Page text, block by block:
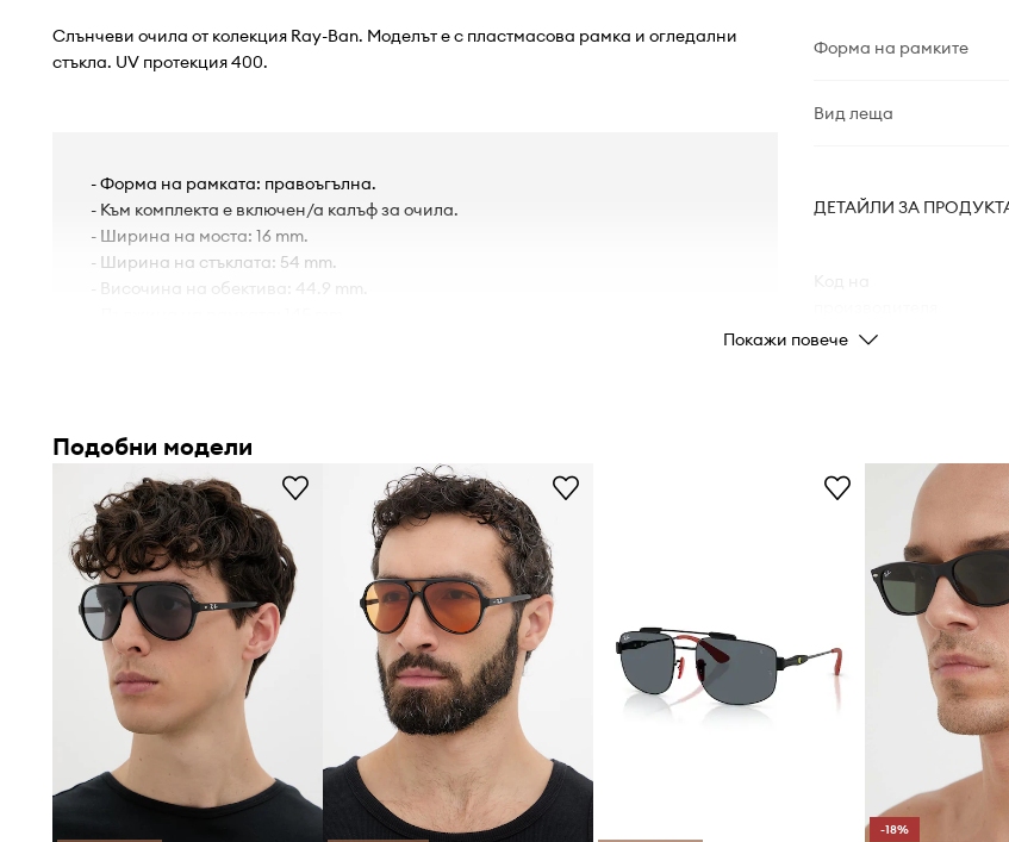
Слънчеви очила от колекция Ray-Ban. Моделът е с пластмасова рамка и огледални
стъкла. UV протекция 400.
- Форма на рамката: правоъгълна.
- Към комплекта е включен/а калъф за очила.
- Ширина на моста: 16 mm.
- Ширина на стъклата: 54 mm.
- Височина на обектива: 44.9 mm.
Форма на рамките
Вид леща
ДЕТАЙЛИ ЗА
Код на продукта
Покажи повече
Подобни модели
-18%